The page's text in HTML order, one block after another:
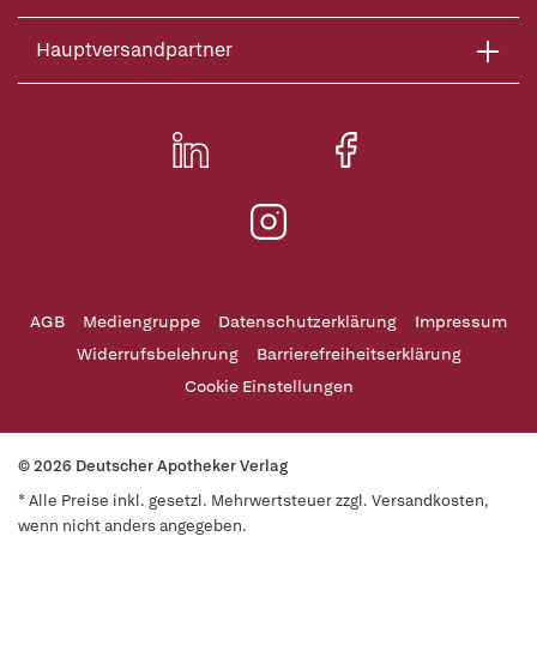
Hauptversandpartner
AGB Mediengruppe Datenschutzerklärung
Impressum
Widerrufsbelehrung
Barrierefreiheitserklärung
Cookie Einstellungen
© 2026 Deutscher Apotheker Verlag
* Alle Preise inkl. gesetzl. Mehrwertsteuer zzgl. Versandkosten,
wenn nicht anders angegeben.